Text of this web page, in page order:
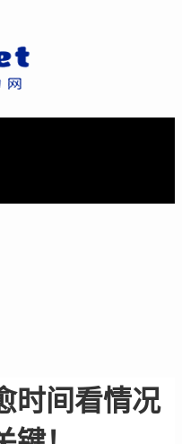
时间看情况